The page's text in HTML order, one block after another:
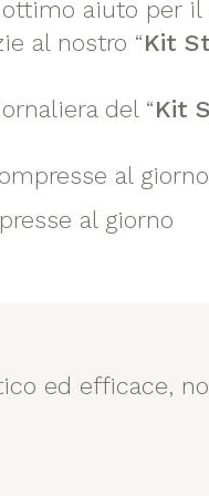
ottimo aiuto per
al nostro “Kit
del “Kit
al giorno
al giorno
ed efficace,